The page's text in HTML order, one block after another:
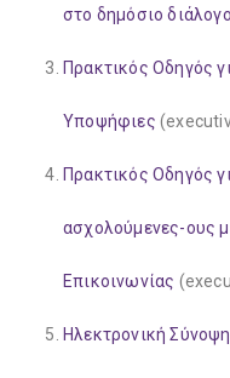
στο δημόσιο διάλογο
Πρακτικός Οδηγός
Υποψήφιες
Πρακτικός Οδηγός
ασχολούμενες-ους
Επικοινωνίας
Ηλεκτρονική